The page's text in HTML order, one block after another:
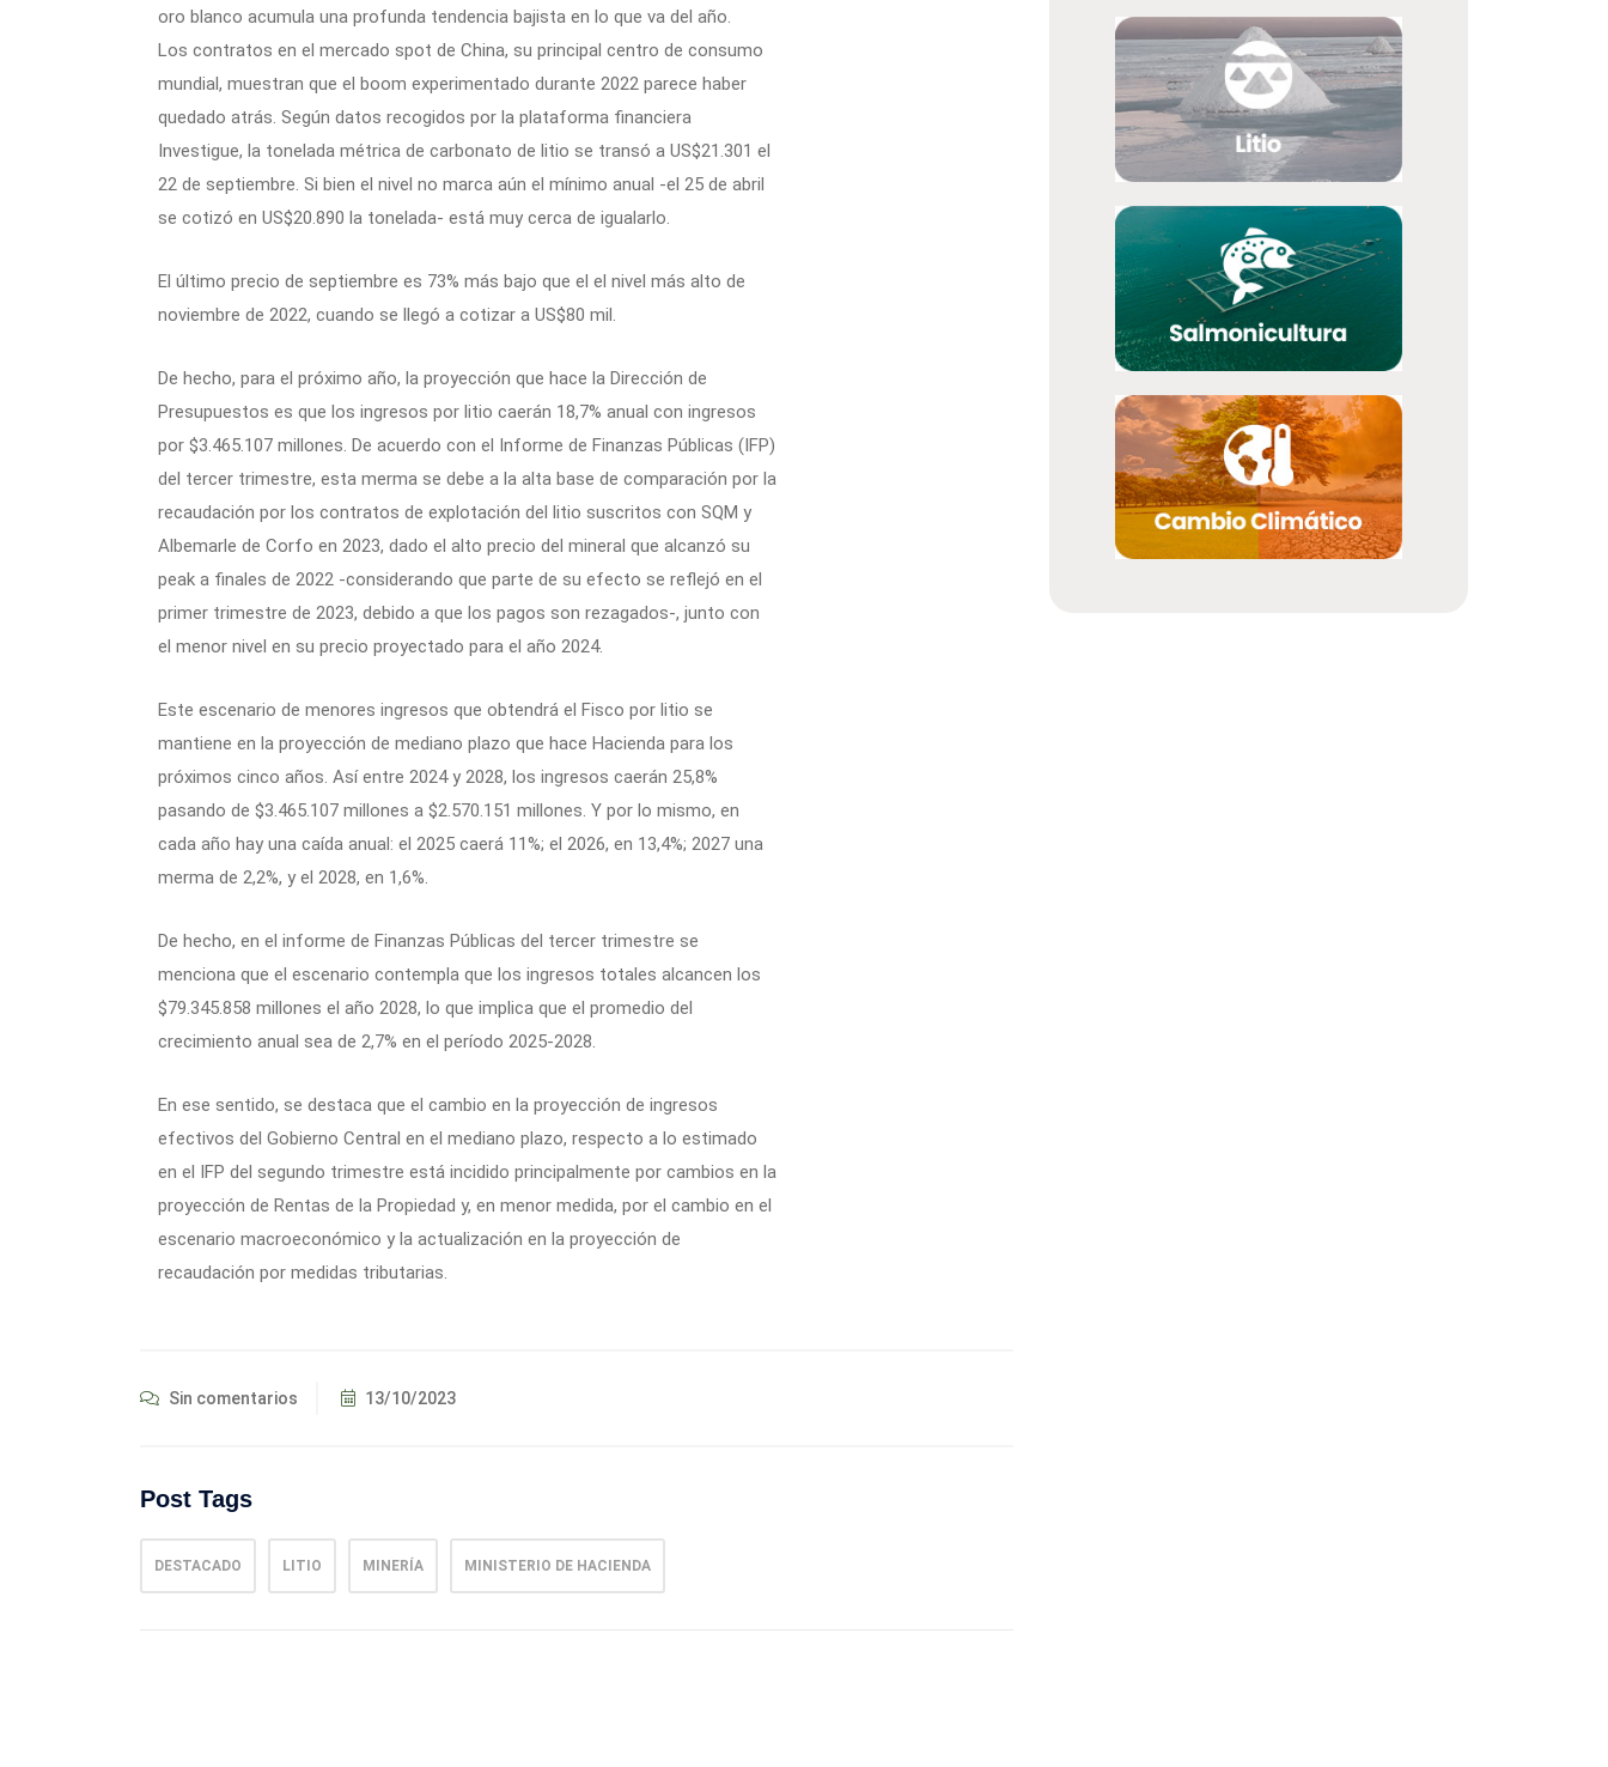
oro blanco acumula una profunda tendencia bajista en lo que va del año.
Los contratos en el mercado spot de China, su principal centro de consumo
mundial, muestran que el boom experimentado durante 2022 parece haber
quedado atrás. Según datos recogidos por la plataforma financiera
Investigue, la tonelada métrica de carbonato de litio se transó a US$21.301 el
22 de septiembre. Si bien el nivel no marca aún el mínimo anual -el 25 de abril
se cotizó en US$20.890 la tonelada- está muy cerca de igualarlo.
El último precio de septiembre es 73% más bajo que el el nivel más alto de
noviembre de 2022, cuando se llegó a cotizar a US$80 mil.
De hecho, para el próximo año, la proyección que hace la Dirección de
Presupuestos es que los ingresos por litio caerán 18,7% anual con ingresos
por $3.465.107 millones. De acuerdo con el Informe de Finanzas Públicas (IFP)
del tercer trimestre, esta merma se debe a la alta base de comparación por la
recaudación por los contratos de explotación del litio suscritos con SQM y
Albemarle de Corfo en 2023, dado el alto precio del mineral que alcanzó su
peak a finales de 2022 -considerando que parte de su efecto se reflejó en el
primer trimestre de 2023, debido a que los pagos son rezagados-, junto con
el menor nivel en su precio proyectado para el año 2024.
Este escenario de menores ingresos que obtendrá el Fisco por litio se
mantiene en la proyección de mediano plazo que hace Hacienda para los
próximos cinco años. Así entre 2024 y 2028, los ingresos caerán 25,8%
pasando de $3.465.107 millones a $2.570.151 millones. Y por lo mismo, en
cada año hay una caída anual: el 2025 caerá 11%; el 2026, en 13,4%; 2027 una
merma de 2,2%, y el 2028, en 1,6%.
De hecho, en el informe de Finanzas Públicas del tercer trimestre se
menciona que el escenario contempla que los ingresos totales alcancen los
$79.345.858 millones el año 2028, lo que implica que el promedio del
crecimiento anual sea de 2,7% en el período 2025-2028.
En ese sentido, se destaca que el cambio en la proyección de ingresos
efectivos del Gobierno Central en el mediano plazo, respecto a lo estimado
en el IFP del segundo trimestre está incidido principalmente por cambios en la
proyección de Rentas de la Propiedad y, en menor medida, por el cambio en el
escenario macroeconómico y la actualización en la proyección de
recaudación por medidas tributarias.
Sin comentarios 13/10/2023
Post Tags
DESTACADO LITIO MINERÍA MINISTERIO DE HACIENDA